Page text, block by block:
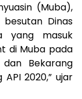
(Muba),
Dinas
yang masuk
di Muba pada
Bekarang
2020,” ujar